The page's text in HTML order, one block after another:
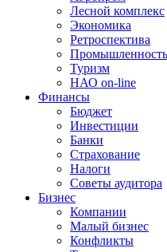
Лесной комплекс
Экономика
Ретроспектива
Промышленность
Туризм
НАО on-line
Финансы
Бюджет
Инвестиции
Банки
Страхование
Налоги
Советы аудитора
Бизнес
Компании
Малый бизнес
Конфликты